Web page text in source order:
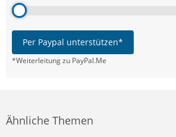
Per Paypal unterstützen*
*Weiterleitung zu PayPal.Me
Ähnliche Themen